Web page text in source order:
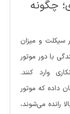
چگونه
سیکلت و میزان
با دور موتور
وارد کنند.
داده که موتور
رانده می‌شوند،